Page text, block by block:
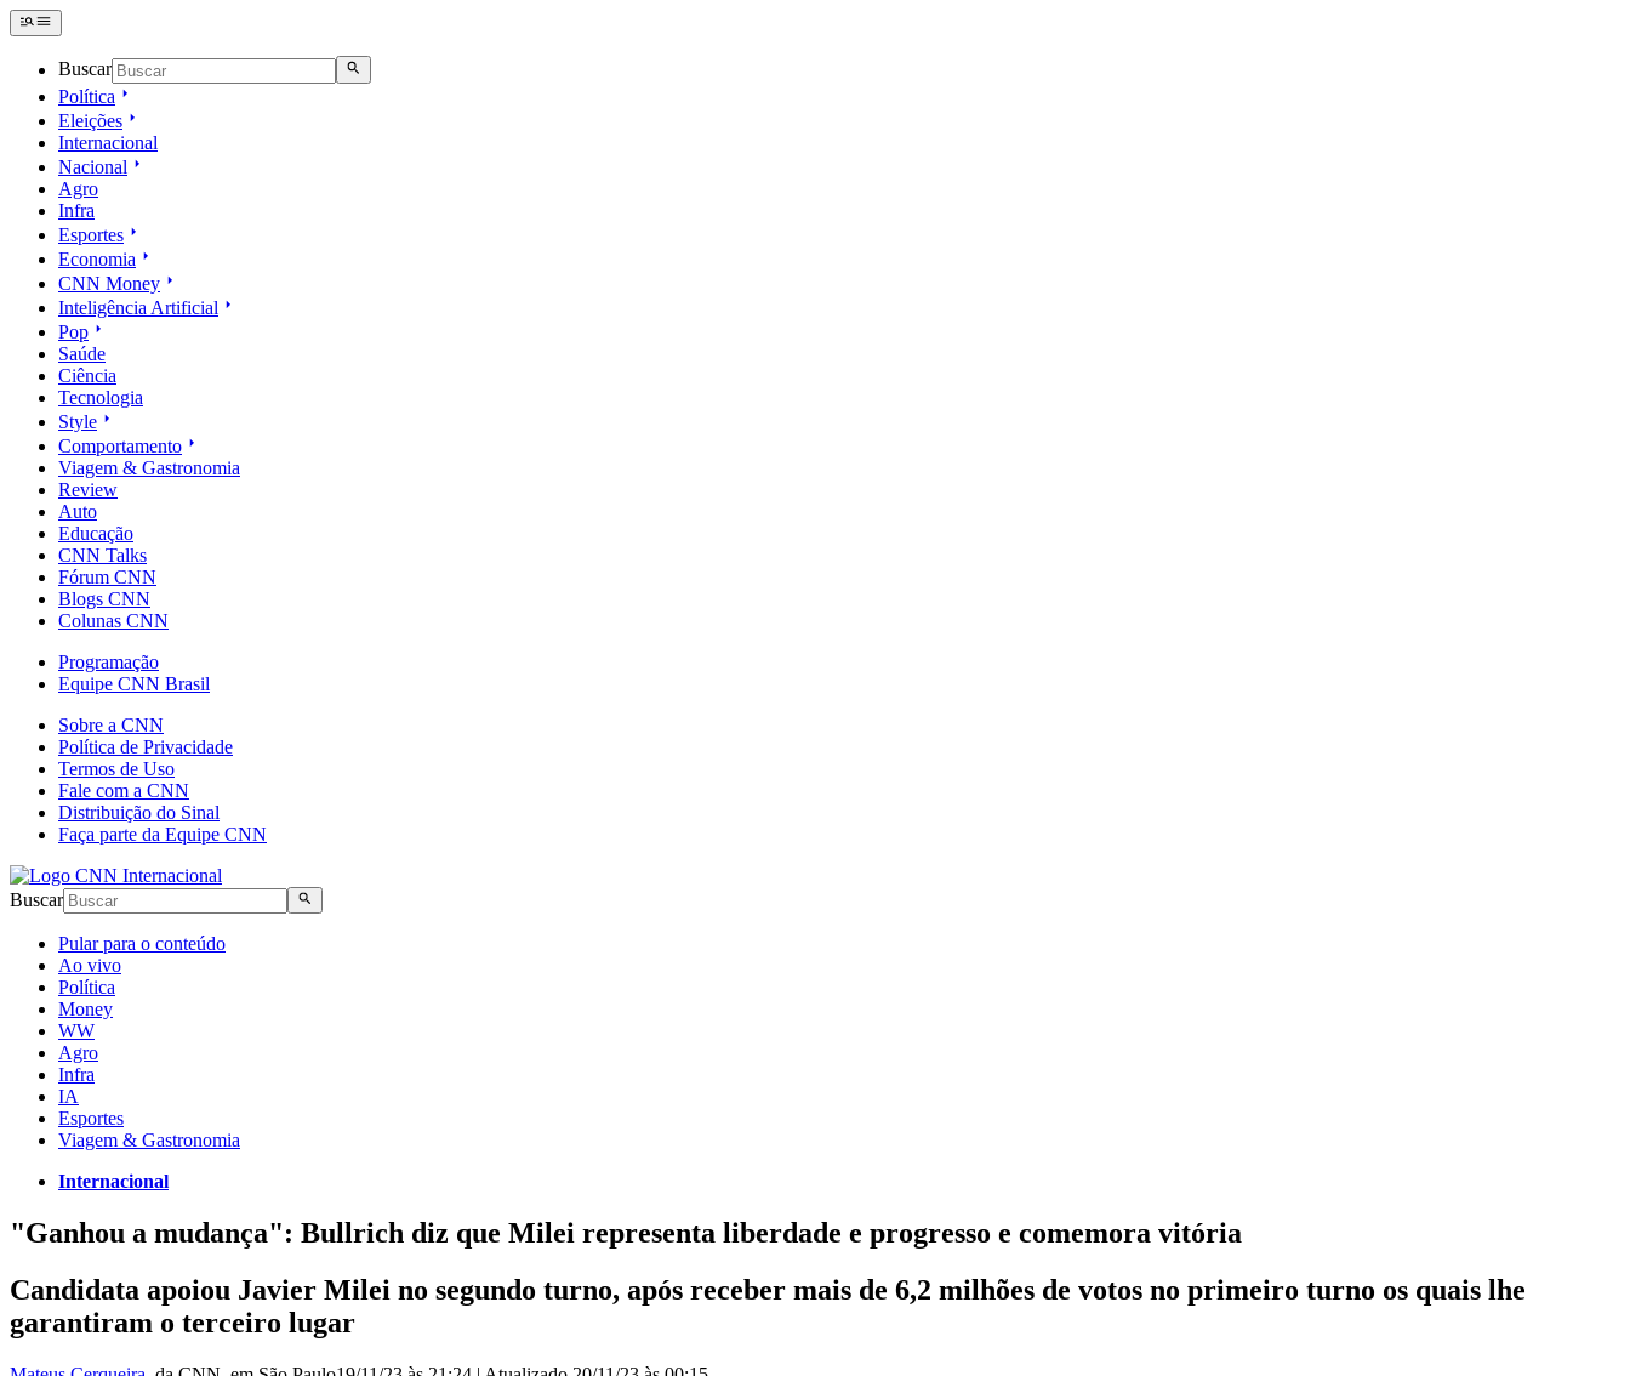
Buscar
Política
Eleições
Internacional
Nacional
Agro
Infra
Esportes
Economia
CNN Money
Inteligência Artificial
Pop
Saúde
Ciência
Tecnologia
Style
Comportamento
Viagem & Gastronomia
Review
Auto
Educação
CNN Talks
Fórum CNN
Blogs CNN
Colunas CNN
Programação
Equipe CNN Brasil
Sobre a CNN
Política de Privacidade
Termos de Uso
Fale com a CNN
Distribuição do Sinal
Faça parte da Equipe CNN
Buscar
Pular para o conteúdo
Ao vivo
Política
Money
WW
Agro
Infra
IA
Esportes
Viagem & Gastronomia
Internacional
"Ganhou a mudança": Bullrich diz que Milei representa liberdade e progresso e comemora vitória
Candidata apoiou Javier Milei no segundo turno, após receber mais de 6,2 milhões de votos no primeiro turno os quais lhe
garantiram o terceiro lugar